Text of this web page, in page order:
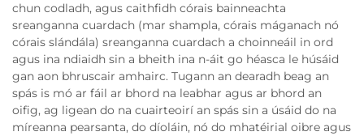
chun codladh, agus caithfidh córais bainneachta
sreanganna cuardach (mar shampla, córais máganach nó
córais slándála) sreanganna cuardach a choinneáil in ord
agus ina ndiaidh sin a bheith ina n-áit go héasca le húsáid
gan aon bhruscair amhairc. Tugann an dearadh beag an
spás is mó ar fáil ar bhord na leabhar agus ar bhord an
oifig, ag ligean do na cuairteoirí an spás sin a úsáid do na
míreanna pearsanta, do díoláin, nó do mhatéirial oibre agus